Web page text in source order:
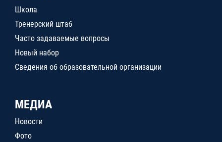
Школа
Тренерский штаб
Часто задаваемые вопросы
Новый набор
Сведения об образовательной организации
МЕДИА
Новости
Фото